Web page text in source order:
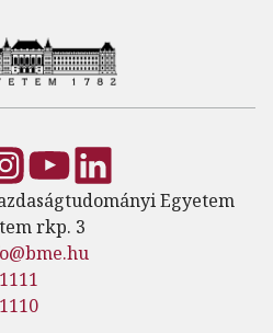
Egyetem
rkp. 3